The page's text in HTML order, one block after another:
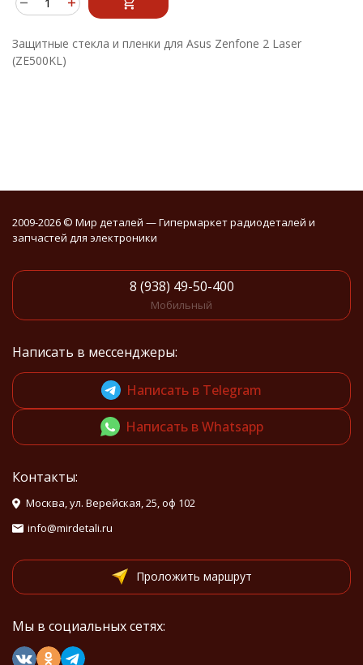
Защитные стекла и пленки для Asus Zenfone 2 Laser
(ZE500KL)
2009-2026 © Мир деталей — Гипермаркет радиодеталей и
запчастей для электроники
8 (938) 49-50-400
Мобильный
Написать в мессенджеры:
Написать в Telegram
Написать в Whatsapp
Контакты:
Москва, ул. Верейская, 25, оф 102
info@mirdetali.ru
Проложить маршрут
Мы в социальных сетях: